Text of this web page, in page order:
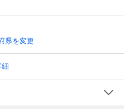
県を変更
細